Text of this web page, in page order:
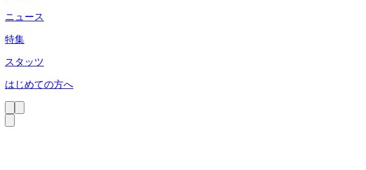
ニュース
特集
スタッツ
はじめての方へ